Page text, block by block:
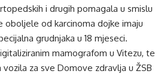
i drugih pomagala u smislu
oboljele od karcinoma dojke imaju
grudnjaka u 18 mjeseci.
mamografom u Vitezu, te
za sve Domove zdravlja u ŽSB